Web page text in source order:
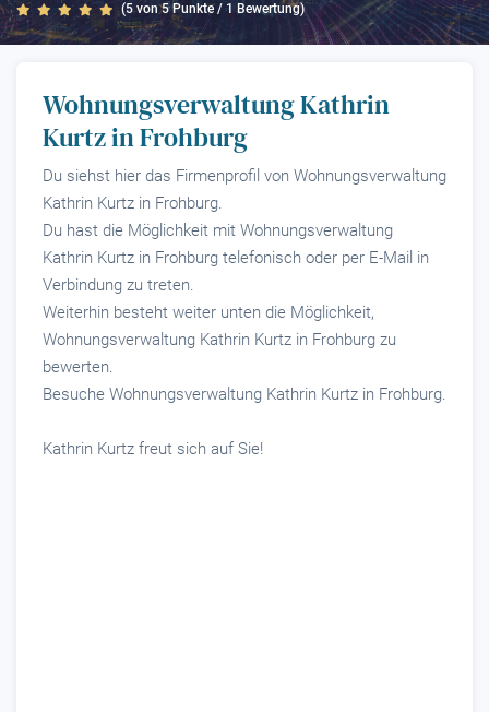
(5von5Punkte / 1 Bewertung)
Wohnungsverwaltung Kathrin
Kurtz in Frohburg
Du siehst hier das Firmenprofil von Wohnungsverwaltung
Kathrin Kurtz in Frohburg.
Du hast die Möglichkeit mit Wohnungsverwaltung
Kathrin Kurtz in Frohburg telefonisch oder per E-Mail in
Verbindung zu treten.
Weiterhin besteht weiter unten die Möglichkeit,
Wohnungsverwaltung Kathrin Kurtz in Frohburg zu
bewerten.
Besuche Wohnungsverwaltung Kathrin Kurtz in Frohburg.
Kathrin Kurtz freut sich auf Sie!